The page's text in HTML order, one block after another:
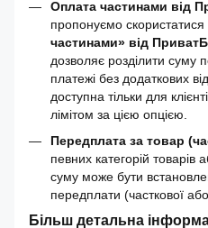
Оплата частинами від
пропонуємо скористатися
частинами» від
дозволяє розділити суму
платежі без додаткових
доступна тільки для
лімітом за цією опцією.
Передплата за товар
певних категорій
суму може бути
передплати (часткової
Більш детальна